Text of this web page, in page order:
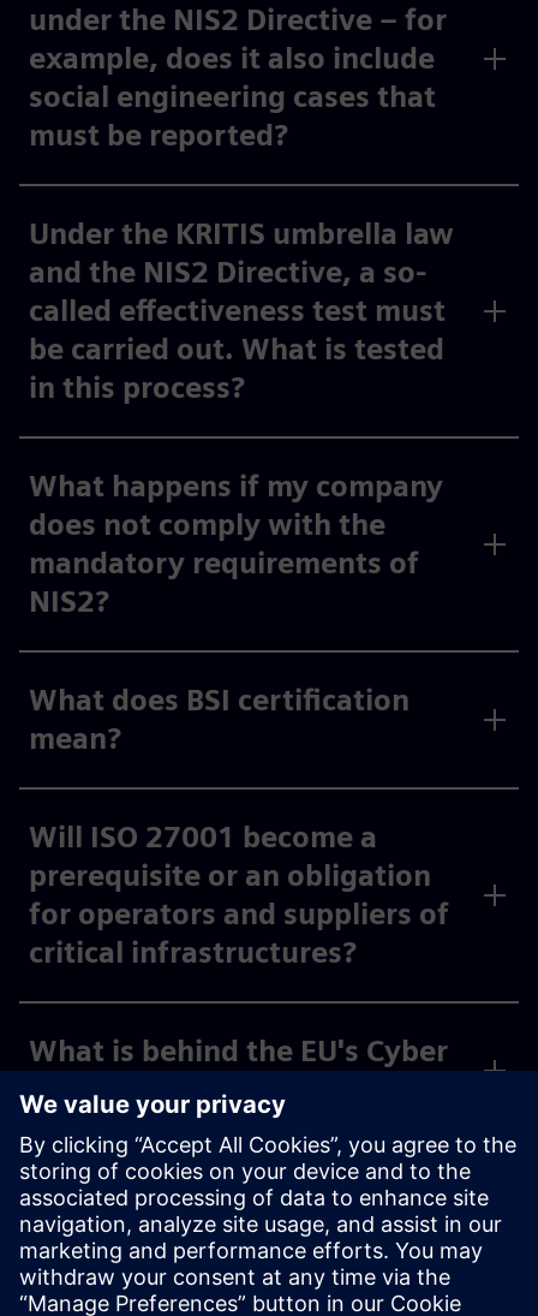
under the NIS2 Directive – for
example, does it also include
social engineering cases that
must be reported?
Under the KRITIS umbrella law
and the NIS2 Directive, a so-
called effectiveness test must
be carried out. What is tested
in this process?
What happens if my company
does not comply with the
mandatory requirements of
NIS2?
What does BSI certification
mean?
Will ISO 27001 become a
prerequisite or an obligation
for operators and suppliers of
critical infrastructures?
What is behind the EU's Cyber
Resilience Act?
What does the Federal Office
of Civil Protection and
Disaster Assistance (BBK) do?